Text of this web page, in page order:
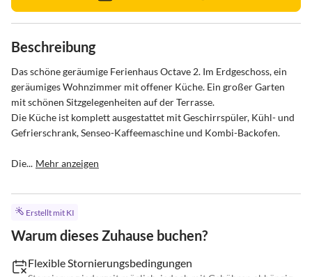
Beschreibung
Das schöne geräumige Ferienhaus Octave 2. Im Erdgeschoss, ein
geräumiges Wohnzimmer mit offener Küche. Ein großer Garten
mit schönen Sitzgelegenheiten auf der Terrasse.
Die Küche ist komplett ausgestattet mit Geschirrspüler, Kühl- und
Gefrierschrank, Senseo-Kaffeemaschine und Kombi-Backofen.
Die... Mehr anzeigen
Erstellt mit KI
Warum dieses Zuhause buchen?
Flexible Stornierungsbedingungen